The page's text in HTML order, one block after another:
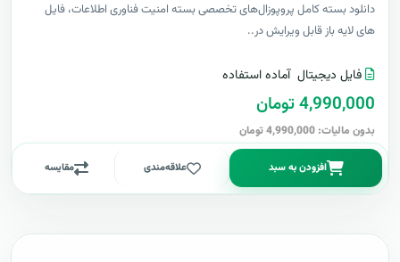
دانلود بسته کامل پروپوزال‌های تخصصی بسته امنیت فناوری اطلاعات، فایل
های لایه باز قابل ویرایش در..
فایل دیجیتال آماده استفاده
4,990,000 تومان
بدون مالیات: 4,990,000 تومان
افزودن به سبد علاقه‌مندی مقایسه